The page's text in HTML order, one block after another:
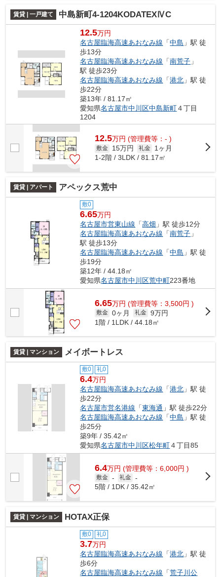
賃貸 | 一戸建て 中島新町4-1204KODATEXⅣC
12.5万円
名古屋臨海高速あおなみ線 「中島 」駅 徒
歩13分
名古屋臨海高速あおなみ線 「南荒子 」
駅 徒歩23分
名古屋臨海高速あおなみ線 「港北 」駅 徒
歩22分
築13年 / 81.17㎡
愛知県名古屋市中川区中島新町４丁目
1204
12.5万円 (管理費等：- )
敷金 15万円 礼金
1ヶ月
1-2階 / 3LDK / 81.17㎡
賃貸 | アパート アペックス荒中
敷0
6.65万円
名古屋市営東山線 「高畑 」駅 徒歩12分
名古屋臨海高速あおなみ線 「南荒子 」
駅 徒歩13分
名古屋臨海高速あおなみ線 「中島 」駅 徒
歩19分
築12年 / 44.18㎡
愛知県名古屋市中川区荒中町223番地
6.65万円 (管理費等：3,500円 )
敷金 0ヶ月 礼金 9万円
1階 / 1LDK / 44.18㎡
賃貸 | マンション メイボートレス
敷0 礼0
6.4万円
名古屋臨海高速あおなみ線 「港北 」駅 徒
歩22分
名古屋市営名港線 「東海通 」駅 徒歩22分
名古屋臨海高速あおなみ線 「中島 」駅 徒
歩25分
築9年 / 35.42㎡
愛知県名古屋市中川区松年町４丁目85
6.4万円 (管理費等：6,000円 )
敷金 - 礼金 -
5階 / 1DK / 35.42㎡
賃貸 | マンション HOTAX正保
敷0 礼0
3.7万円
名古屋臨海高速あおなみ線 「港北 」駅 徒
歩6分
名古屋臨海高速あおなみ線 「荒子川公